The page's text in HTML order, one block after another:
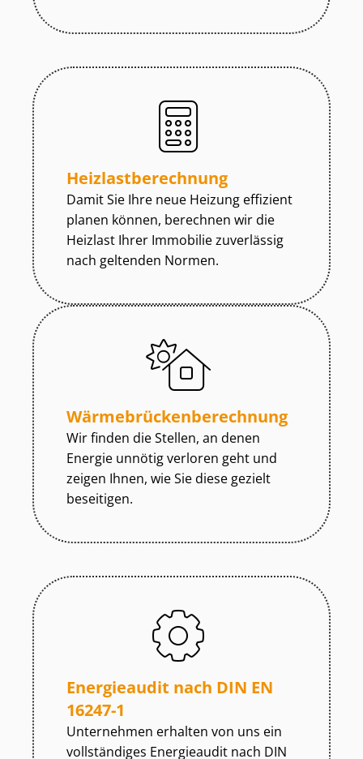
Heiz­last­be­rech­nung
Damit Sie Ihre neue Heizung effizient
planen können, berechnen wir die
Heizlast Ihrer Immobilie zuverlässig
nach geltenden Normen.
Wär­me­brü­cken­be­rech­nung
Wir finden die Stellen, an denen
Energie unnötig verloren geht und
zeigen Ihnen, wie Sie diese gezielt
beseitigen.
Energieaudit nach DIN EN
16247-1
Unternehmen erhalten von uns ein
vollständiges Energieaudit nach DIN